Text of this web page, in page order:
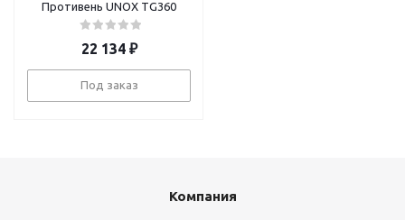
Противень UNOX TG360
22 134₽
Под заказ
Компания